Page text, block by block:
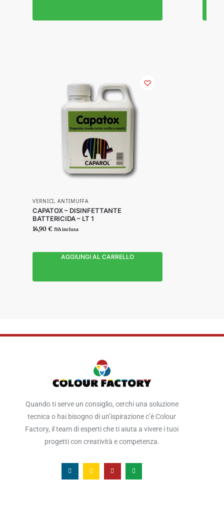
VERNICI,ANTIMUFFA
CAPATOX – DISINFETTANTE
BATTERICIDA – LT 1
14,90 € IVA inclusa
AGGIUNGI AL CARRELLO
Quando ti serve un consiglio, cerchi una soluzione
tecnica o hai bisogno di un’ispirazione c’è Colour
Factory, il team di esperti che ti aiuta a vivere i tuoi
progetti con creatività e competenza.